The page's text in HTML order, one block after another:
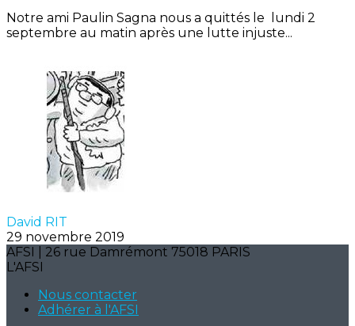
Notre ami Paulin Sagna nous a quittés le lundi 2
septembre au matin après une lutte injuste...
David RIT
29 novembre 2019
AFSI | 26 rue Damrémont 75018 PARIS
L'AFSI
Nous contacter
Adhérer à l'AFSI